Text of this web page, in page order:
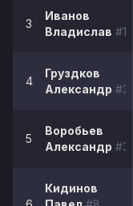
3
Иванов
Владислав #1
4
Груздков
Александр #30
5
Воробьев
Александр #30
Кидинов